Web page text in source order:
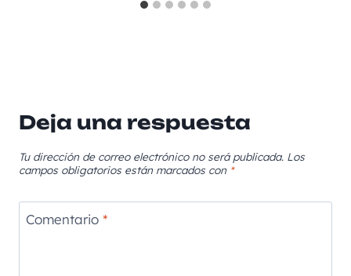
Deja una respuesta
Tu dirección de correo electrónico no será publicada. Los
campos obligatorios están marcados con *
Comentario *